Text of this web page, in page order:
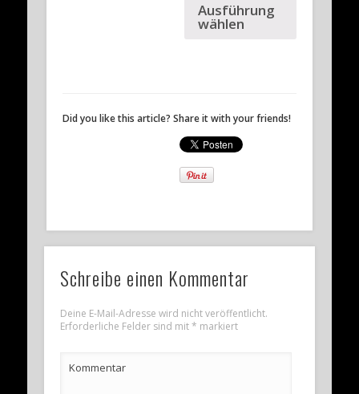
Ausführung
wählen
Did you like this article? Share it with your friends!
Schreibe einen Kommentar
Deine E-Mail-Adresse wird nicht veröffentlicht.
Erforderliche Felder sind mit* markiert
Kommentar